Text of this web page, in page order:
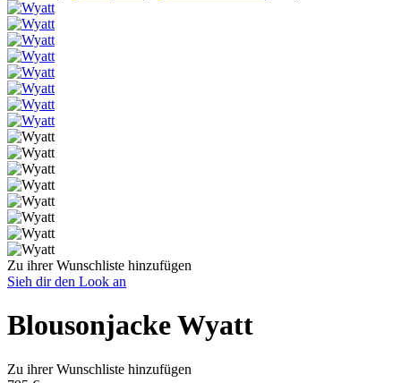
Zu ihrer Wunschliste hinzufügen
Sieh dir den Look an
BlousonjackeWyatt
Zu ihrer Wunschliste hinzufügen